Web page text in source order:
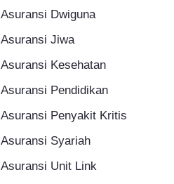
Asuransi Dwiguna
Asuransi Jiwa
Asuransi Kesehatan
Asuransi Pendidikan
Asuransi Penyakit Kritis
Asuransi Syariah
Asuransi Unit Link